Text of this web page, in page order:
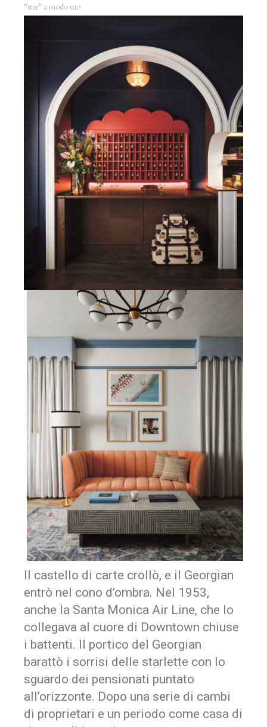
“star” a modo suo
Il castello di carte crollò, e il Georgian
entrò nel cono d’ombra. Nel 1953,
anche la Santa Monica Air Line, che lo
collegava al cuore di Downtown chiuse
i battenti. Il portico del Georgian
barattò i sorrisi delle starlette con lo
sguardo dei pensionati puntato
all’orizzonte. Dopo una serie di cambi
di proprietari e un periodo come casa di